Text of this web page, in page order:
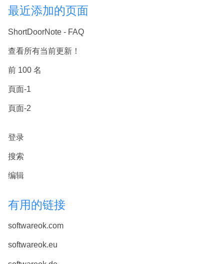
最近添加的页面
ShortDoorNote - FAQ
查看所有当前更新！
前 100 名
頁面-1
頁面-2
登录
搜索
编辑
有用的链接
softwareok.com
softwareok.eu